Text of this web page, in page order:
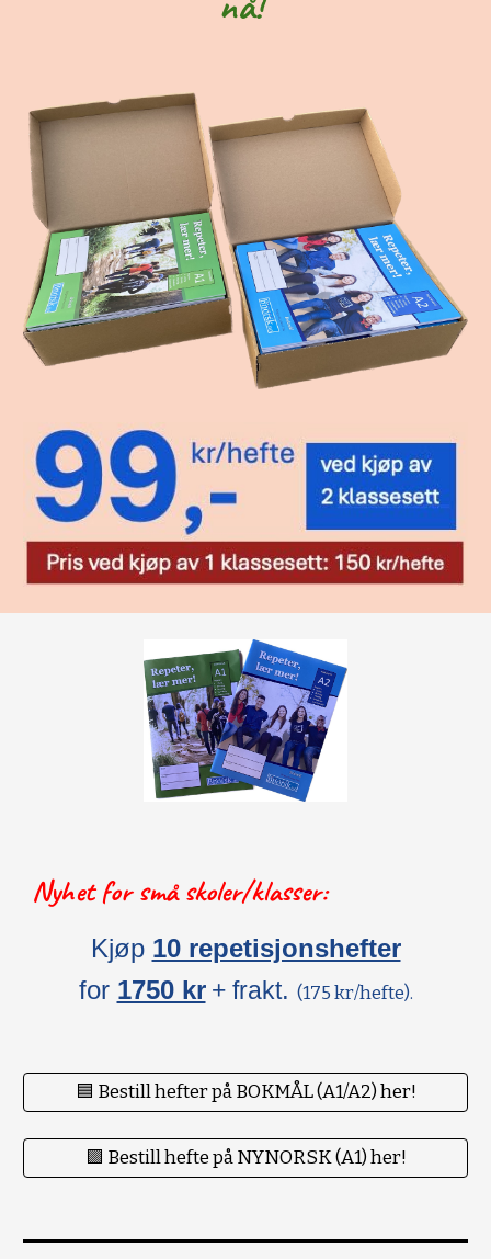
Nyhet for små skoler/klasser:
Kjøp 10 repetisjonshefter
for 1750 kr + frakt. (175 kr/hefte).
🟦 Bestill hefter på BOKMÅL (A1/A2) her!
🟪 Bestill hefte på NYNORSK (A1) her!